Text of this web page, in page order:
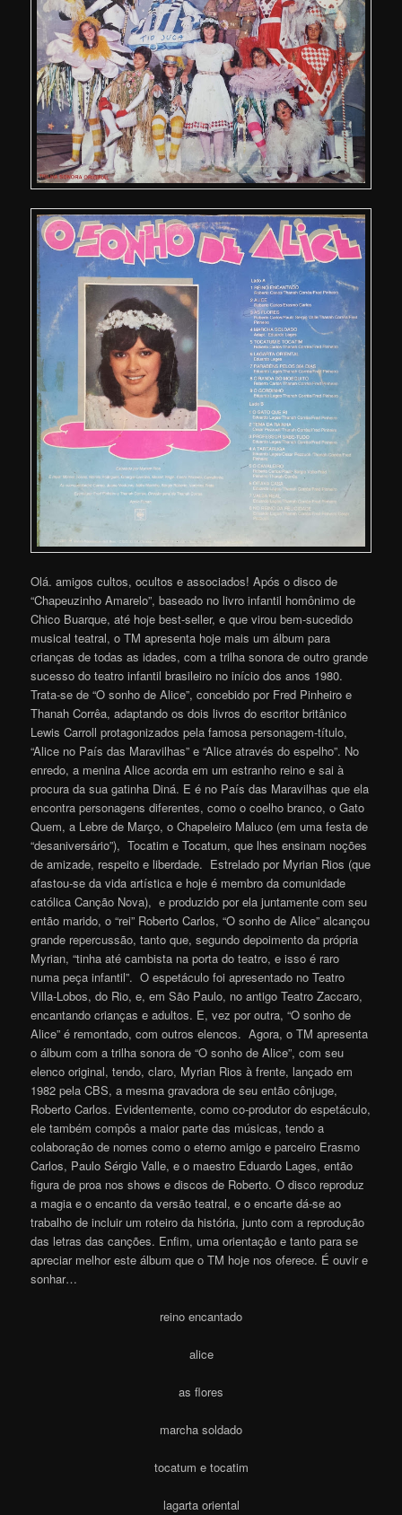
Olá. amigos cultos, ocultos e associados! Após o disco de
“Chapeuzinho Amarelo”, baseado no livro infantil homônimo de
Chico Buarque, até hoje best-seller, e que virou bem-sucedido
musical teatral, o TM apresenta hoje mais um álbum para
crianças de todas as idades, com a trilha sonora de outro grande
sucesso do teatro infantil brasileiro no início dos anos 1980.
Trata-se de “O sonho de Alice”, concebido por Fred Pinheiro e
Thanah Corrêa, adaptando os dois livros do escritor britânico
Lewis Carroll protagonizados pela famosa personagem-título,
“Alice no País das Maravilhas” e “Alice através do espelho”. No
enredo, a menina Alice acorda em um estranho reino e sai à
procura da sua gatinha Diná. E é no País das Maravilhas que ela
encontra personagens diferentes, como o coelho branco, o Gato
Quem, a Lebre de Março, o Chapeleiro Maluco (em uma festa de
“desaniversário”), Tocatim e Tocatum, que lhes ensinam noções
de amizade, respeito e liberdade. Estrelado por Myrian Rios (que
afastou-se da vida artística e hoje é membro da comunidade
católica Canção Nova), e produzido por ela juntamente com seu
então marido, o “rei” Roberto Carlos, “O sonho de Alice” alcançou
grande repercussão, tanto que, segundo depoimento da própria
Myrian, “tinha até cambista na porta do teatro, e isso é raro
numa peça infantil”. O espetáculo foi apresentado no Teatro
Villa-Lobos, do Rio, e, em São Paulo, no antigo Teatro Zaccaro,
encantando crianças e adultos. E, vez por outra, “O sonho de
Alice” é remontado, com outros elencos. Agora, o TM apresenta
o álbum com a trilha sonora de “O sonho de Alice”, com seu
elenco original, tendo, claro, Myrian Rios à frente, lançado em
1982 pela CBS, a mesma gravadora de seu então cônjuge,
Roberto Carlos. Evidentemente, como co-produtor do espetáculo,
ele também compôs a maior parte das músicas, tendo a
colaboração de nomes como o eterno amigo e parceiro Erasmo
Carlos, Paulo Sérgio Valle, e o maestro Eduardo Lages, então
figura de proa nos shows e discos de Roberto. O disco reproduz
a magia e o encanto da versão teatral, e o encarte dá-se ao
trabalho de incluir um roteiro da história, junto com a reprodução
das letras das canções. Enfim, uma orientação e tanto para se
apreciar melhor este álbum que o TM hoje nos oferece. É ouvir e
sonhar…
reino encantado
alice
as flores
marcha soldado
tocatum e tocatim
lagarta oriental